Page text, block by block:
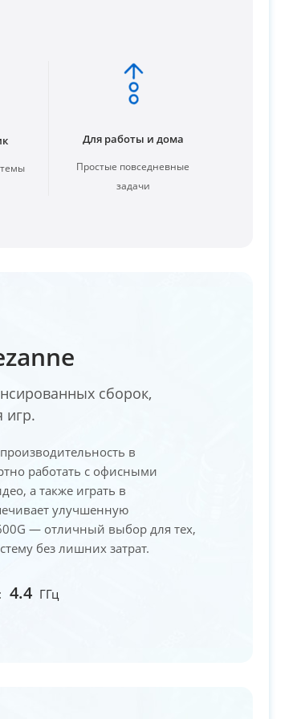
Для работы и дома
Простые повседневные
задачи
сборок,
игр.
в
работать с офисными
а также играть в
улучшенную
— отличный выбор для тех,
без лишних затрат.
4.4 ГГц